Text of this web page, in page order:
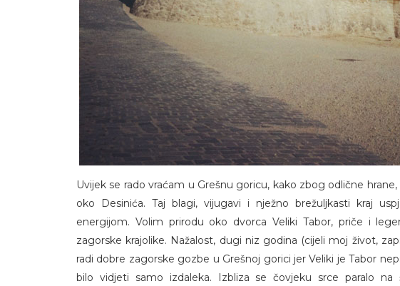
Uvijek se rado vraćam u Grešnu goricu, kako zbog odlične
oko Desinića. Taj blagi, vijugavi i nježno brežuljkasti kraj
energijom. Volim prirodu oko dvorca Veliki Tabor, priče i
zagorske krajolike. Nažalost, dugi niz godina (cijeli moj život,
radi dobre zagorske gozbe u Grešnoj gorici jer Veliki je Tabor
bilo vidjeti samo izdaleka. Izbliza se čovjeku srce paralo